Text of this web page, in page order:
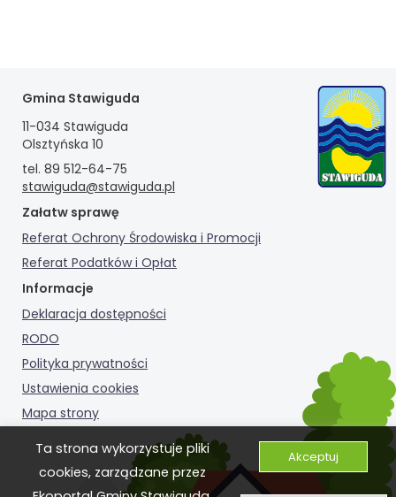
Gmina Stawiguda
11-034 Stawiguda
Olsztyńska 10
tel. 89 512-64-75
stawiguda@stawiguda.pl
Załatw sprawę
Referat Ochrony Środowiska i Promocji
Referat Podatków i Opłat
Informacje
Deklaracja dostępności
RODO
Polityka prywatności
Ustawienia cookies
Mapa strony
Ta strona wykorzystuje pliki
cookies, zarządzane przez
Akceptuj